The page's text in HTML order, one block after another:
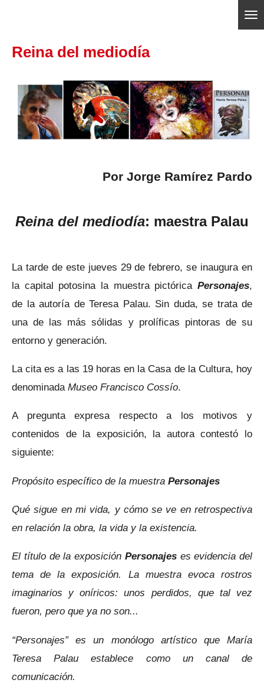
contenido
Reina del mediodía
Por Jorge Ramírez Pardo
Reina del mediodía: maestra Palau
La tarde de este jueves 29 de febrero, se inaugura en
la capital potosina la muestra pictórica Personajes,
de la autoría de Teresa Palau. Sin duda, se trata de
una de las más sólidas y prolíficas pintoras de su
entorno y generación.
La cita es a las 19 horas en la Casa de la Cultura, hoy
denominada Museo Francisco Cossío.
A pregunta expresa respecto a los motivos y
contenidos de la exposición, la autora contestó lo
siguiente:
Propósito específico de la muestra Personajes
Qué sigue en mi vida, y cómo se ve en retrospectiva
en relación la obra, la vida y la existencia.
El título de la exposición Personajeses evidencia del
tema de la exposición. La muestra evoca rostros
imaginarios y oníricos: unos perdidos, que tal vez
fueron, pero que ya no son...
“Personajes” es un monólogo artístico que María
Teresa Palau establece como un canal de
comunicación.